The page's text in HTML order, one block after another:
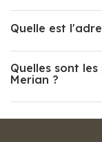
Quelle est
Quelles sont
Merian ?